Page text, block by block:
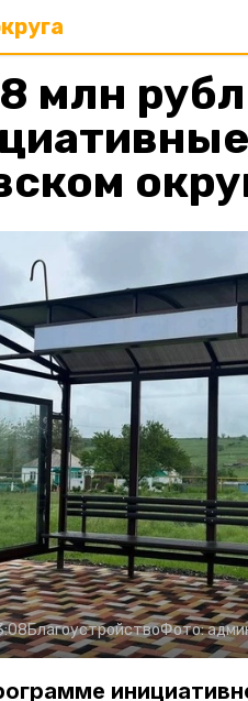
млн
БлагоустройствоФото: